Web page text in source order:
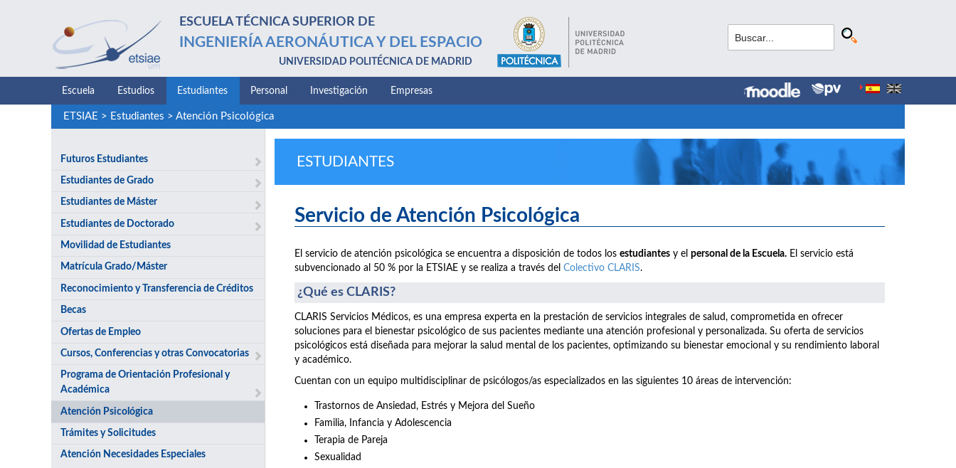
ESCUELA TÉCNICA SUPERIOR DE
INGENIERÍA AERONÁUTICA Y DEL ESPACIO
UNIVERSIDAD POLITÉCNICA DE MADRID
Escuela Estudios Estudiantes Personal Investigación Empresas
ETSIAE > Estudiantes > Atención Psicológica
Futuros Estudiantes
Estudiantes de Grado
Estudiantes de Máster
Estudiantes de Doctorado
Movilidad de Estudiantes
Matrícula Grado/Máster
Reconocimiento y Transferencia de Créditos
Becas
Ofertas de Empleo
Cursos, Conferencias y otras Convocatorias
Programa de Orientación Profesional y
Académica
Atención Psicológica
Trámites y Solicitudes
Atención Necesidades Especiales
ESTUDIANTES
Servicio de Atención Psicológica
El servicio de atención psicológica se encuentra a disposición de todos los estudiantes y el personal de la Escuela. El servicio está
subvencionado al 50 % por la ETSIAE y se realiza a través del Colectivo CLARIS.
¿Qué es CLARIS?
CLARIS Servicios Médicos, es una empresa experta en la prestación de servicios integrales de salud, comprometida en ofrecer
soluciones para el bienestar psicológico de sus pacientes mediante una atención profesional y personalizada. Su oferta de servicios
psicológicos está diseñada para mejorar la salud mental de los pacientes, optimizando su bienestar emocional y su rendimiento laboral
y académico.
Cuentan con un equipo multidisciplinar de psicólogos/as especializados en las siguientes 10 áreas de intervención:
Trastornos de Ansiedad, Estrés y Mejora del Sueño
Familia, Infancia y Adolescencia
Terapia de Pareja
Sexualidad